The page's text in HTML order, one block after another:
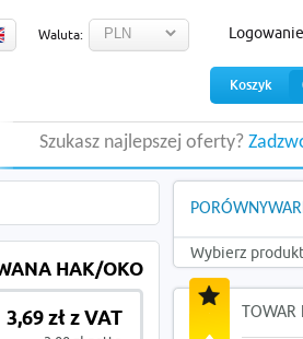
Waluta: Logowanie
Koszyk
Szukasz najlepszej oferty?
HAK/OKO
3,69 zł z VAT
Wybierz